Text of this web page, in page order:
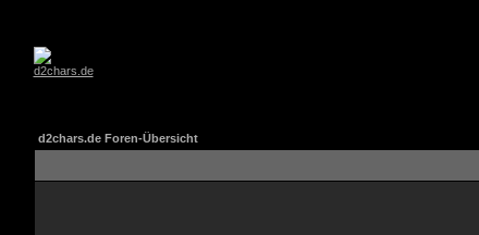
d2chars.de Foren-Übersicht